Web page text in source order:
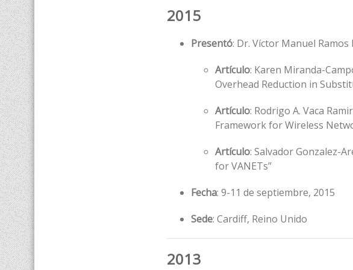
2015
Presentó: Dr. Ví­ctor Manuel Ramos
Artículo: Karen Miranda-
Overhead Reduction in
Artículo: Rodrigo A. Vaca
Framework for Wireless
Artículo: Salvador Gonzalez-
for VANETs”
Fecha: 9-11 de septiembre, 2015
Sede: Cardiff, Reino Unido
2013